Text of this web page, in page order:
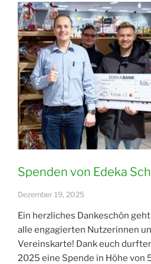
der
Fußball-
Jugend
–
Danke
an
EDEKA
Schraml!“
Spenden von Edeka
Dezember 19, 2025
Ein herzliches Dankeschön
alle engagierten Nutzerinnen
Vereinskarte! Dank euch
2025 eine Spende in Höhe von